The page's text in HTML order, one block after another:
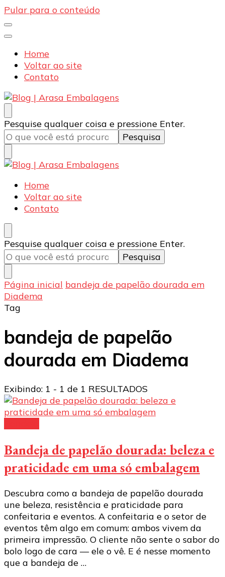
Pular para o conteúdo
Home
Voltar ao site
Contato
Blog | Arasa Embalagens
Confira conteúdos sobre embalagens para pizzas,
doces e salgados. Tudo para seu comércio com a
qualidade Arasa. Leia nossos conteúdos!
Procurando
algo?
Pesquise qualquer coisa e pressione Enter.
Blog | Arasa Embalagens
Confira conteúdos sobre embalagens para pizzas,
doces e salgados. Tudo para seu comércio com a
qualidade Arasa. Leia nossos conteúdos!
Home
Voltar ao site
Contato
Procurando
algo?
Pesquise qualquer coisa e pressione Enter.
Página inicial bandeja de papelão dourada em
Diadema
Tag
bandeja de papelão
dourada em Diadema
Exibindo: 1 - 1 de 1 RESULTADOS
Bandeja de papelão dourada: beleza e
praticidade em uma só embalagem
Descubra como a bandeja de papelão dourada
une beleza, resistência e praticidade para
confeitaria e eventos. A confeitaria e o setor de
eventos têm algo em comum: ambos vivem da
primeira impressão. O cliente não sente o sabor do
bolo logo de cara — ele o vê. E é nesse momento
que a bandeja de …